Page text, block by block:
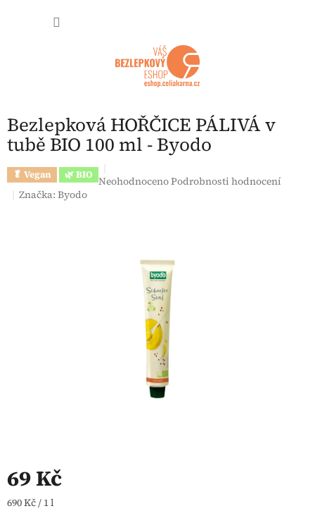
Bezlepková HOŘČICE PÁLIVÁ v
tubě BIO 100 ml - Byodo
🥬 Vegan 🌿 BIO Průměrné hodnocení produktu je 0,0 z 5
NeohodnocenoPodrobnosti hodnocení
Značka:Byodo
69 Kč
Měrná cena:
690 Kč / 1 l